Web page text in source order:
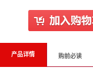
产品详情 购前必读